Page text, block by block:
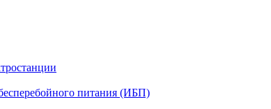
питания (ИБП)